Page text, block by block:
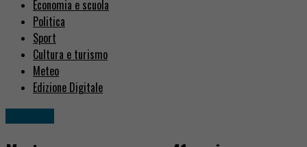
Economia e scuola
Politica
Sport
Cultura e turismo
Meteo
Edizione Digitale